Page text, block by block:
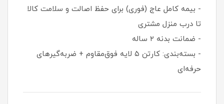
- بیمه کامل عاج (فوری) برای حفظ اصالت و سلامت کالا
تا درب منزل مشتری
- ضمانت بدنه ۲ ساله
- بسته‌بندی: کارتن ۵ لایه فوق‌مقاوم + ضربه‌گیرهای
حرفه‌ای